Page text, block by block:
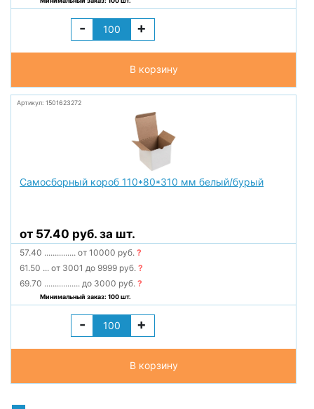
- +
В корзину
Артикул: 1501623272
Самосборный короб 110*80*310 мм белый/бурый
от 57.40 руб. за шт.
57.40 ............... от 10000 руб.?
61.50 ... от 3001 до 9999 руб.?
69.70 ................. до 3000 руб.?
Минимальный заказ: 100 шт.
- +
В корзину